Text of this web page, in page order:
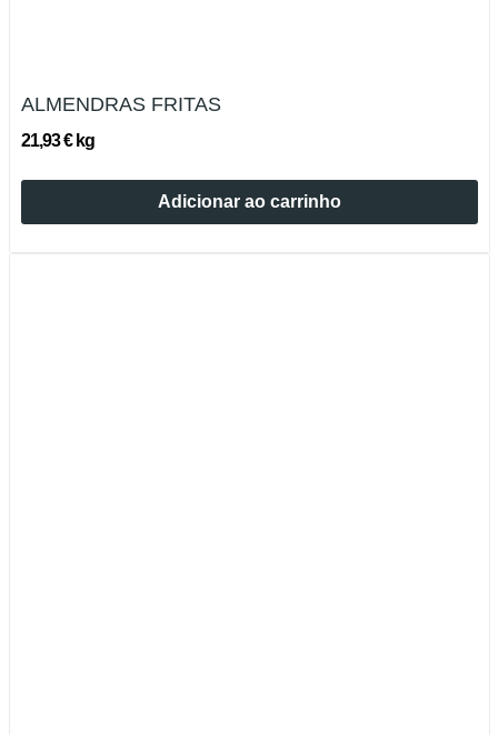
ALMENDRAS FRITAS
21,93 € kg
Adicionar ao carrinho